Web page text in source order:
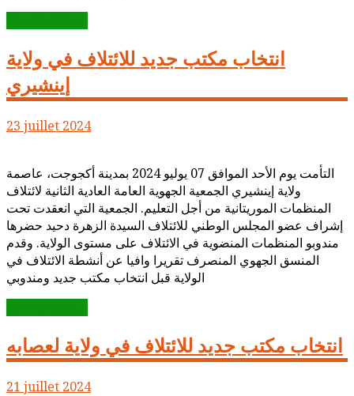
انتخاب مكتب جديد للائتلاف في ولاية
إينشيري
23 juillet 2024
التأمت يوم الأحد الموافق 07 يوليو 2024 بمدينة أكجوجت، عاصمة
ولاية إينشيري الجمعية الجهوية العامة العادية الثانية لائتلاف
المنظمات الموريتانية من أجل التعليم. الجمعية التي انعقدت تحت
إشراف عضو المجلس الوطني للائتلاف السيدة الزهرة دحيد حضرها
مندوبو المنظمات المنضوية في الائتلاف على مستوى الولاية. وقدم
المنسق الجهوي المنصرف تقريرا وافيا عن أنشطة الائتلاف في
الولاية قبل انتخاب مكتب جديد ومندوبي
انتخاب مكتب جديد للائتلاف في ولاية لعصابه
21 juillet 2024